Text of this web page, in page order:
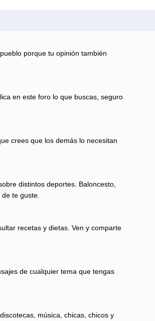
porque tu opinión también
en este foro lo que buscas, seguro
crees que los demás lo necesitan
distintos deportes. Baloncesto,
te guste.
recetas y dietas. Ven y comparte
de cualquier tema que tengas
música, chicas, chicos y